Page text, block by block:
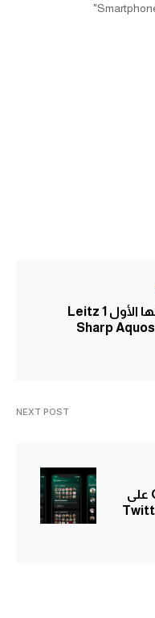
Leica تطلق هاتفها الأول Leitz 1
NEXT POST
سبوتيفاي يطلق Greenroom على